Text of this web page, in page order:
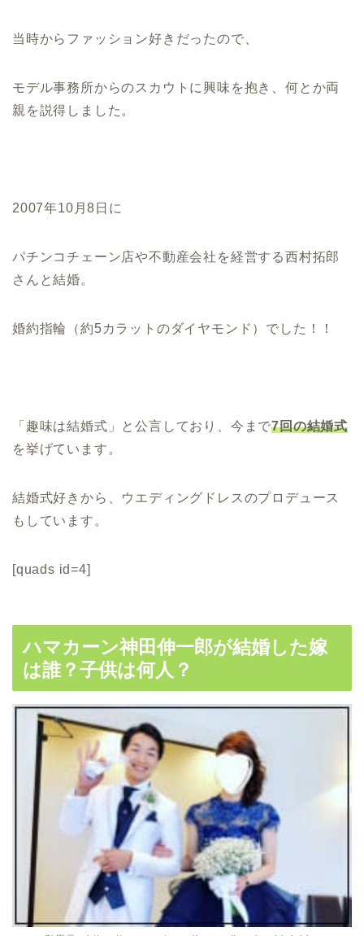
当時からファッション好きだったので、
モデル事務所からのスカウトに興味を抱き、何とか両
親を説得しました。
2007年10月8日に
パチンコチェーン店や不動産会社を経営する西村拓郎
さんと結婚。
婚約指輪（約5カラットのダイヤモンド）でした！！
「趣味は結婚式」と公言しており、今まで7回の結婚式
を挙げています。
結婚式好きから、ウエディングドレスのプロデュース
もしています。
[quads id=4]
ハマカーン神田伸一郎が結婚した嫁
は誰？子供は何人？